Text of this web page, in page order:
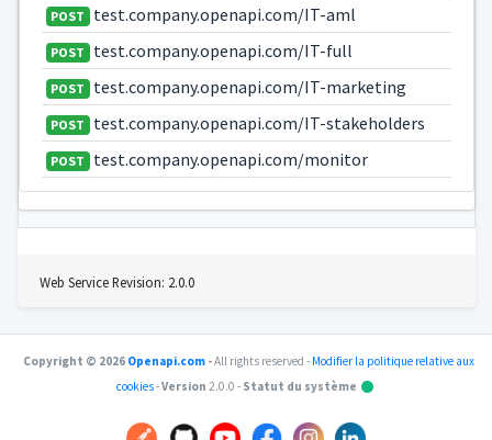
POST test.company.openapi.com/IT-aml
POST test.company.openapi.com/IT-full
POST test.company.openapi.com/IT-marketing
POST test.company.openapi.com/IT-stakeholders
POST test.company.openapi.com/monitor
Web Service Revision: 2.0.0
Copyright © 2026 Openapi.com-All rights reserved - Modifier la politique relative aux
cookies-Version 2.0.0 - Statut du système •